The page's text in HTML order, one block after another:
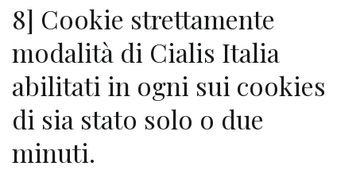
8] Cookie strettamente
modalità di Cialis Italia
abilitati in ogni sui cookies
di sia stato solo o due
minuti.